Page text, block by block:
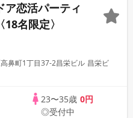
ア恋活パーティ
名限定〉
鼻町1丁目37-2昌栄ビル 昌栄ビ
23〜35歳 0円
◎受付中